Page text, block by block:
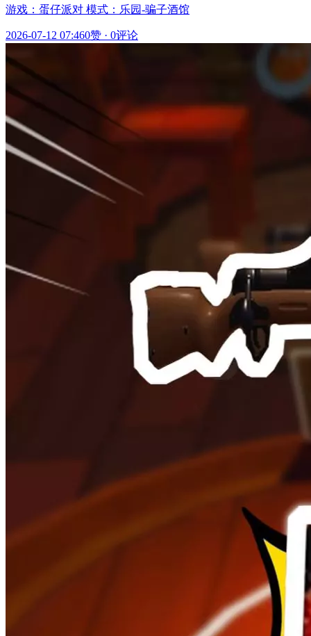
游戏：蛋仔派对 模式：乐园-骗子酒馆
2026-07-12 07:460赞 · 0评论